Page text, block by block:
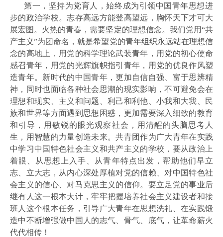
第一，坚持为党育人，始终成为引领中国青年思想进
步的政治学校。志存高远方能登高望远，胸怀天下才可大
展宏图。火热的青春，需要坚定的理想信念。我们党用“共
产主义”为团命名，就是希望党的青年组织永远站在理想信
念的高地上，用党的科学理论武装青年，用党的初心使命
感召青年，用党的光辉旗帜指引青年，用党的优良作风塑
造青年。新时代的中国青年，更加自信自强、富于思辨精
神，同时也面临各种社会思潮的现实影响，不可避免会在
理想和现实、主义和问题、利己和利他、小我和大我、民
族和世界等方面遇到思想困惑，更加需要深入细致的教育
和引导，用敏锐的眼光观察社会，用清醒的头脑思考人
生，用智慧的力量创造未来。共青团作为广大青年在实践
中学习中国特色社会主义和共产主义的学校，要从政治上
着眼、从思想上入手、从青年特点出发，帮助他们早立
志、立大志，从内心深处厚植对党的信赖、对中国特色社
会主义的信心、对马克思主义的信仰。要立足党的事业后
继有人这一根本大计，牢牢把握培养社会主义建设者和接
班人这个根本任务，引导广大青年在思想洗礼、在实践锻
造中不断增强做中国人的志气、骨气、底气，让革命薪火
代代相传！